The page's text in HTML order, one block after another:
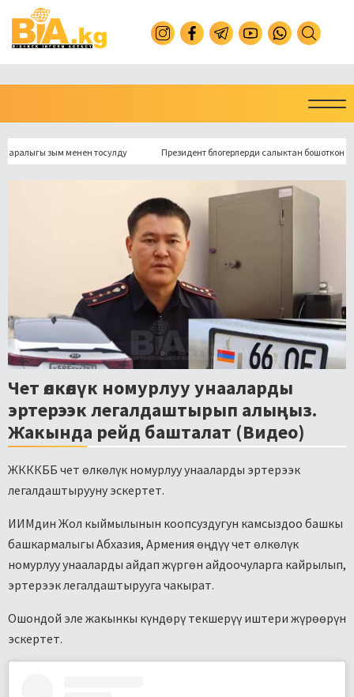
зым менен тосулду Президент блогерлерди салыктан бошоткон
Чет өлкөлүк номурлуу унааларды
эртерээк легалдаштырып алыңыз.
Жакында рейд башталат (Видео)
ЖКККББ чет өлкөлүк номурлуу унааларды эртерээк
легалдаштырууну эскертет.
ИИМдин Жол кыймылынын коопсуздугун камсыздоо башкы
башкармалыгы Абхазия, Армения өңдүү чет өлкөлүк
номурлуу унааларды айдап жүргөн айдоочуларга кайрылып,
эртерээк легалдаштырууга чакырат.
Ошондой эле жакынкы күндөрү текшерүү иштери жүрөөрүн
эскертет.